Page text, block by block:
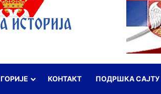
КОНТАКТ ПОДРШКА САЈТУ